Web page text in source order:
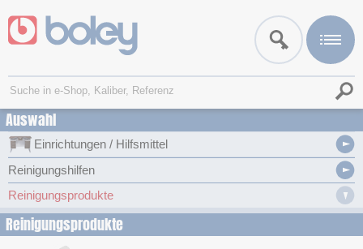
Auswahl
Einrichtungen / Hilfsmittel
Reinigungshilfen
Reinigungsprodukte
Reinigungsprodukte